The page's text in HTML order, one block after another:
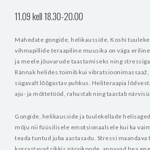
11.09 kell 18.30-20.00
Mahedate gongide, helikausside, Koshi
vihmapillide teraapiline muusika on väga
ja meele jõuvarude taastamiseks ning
Rännak helides toimib kui
sügavalt lõõgastav puhkus. Heliteraapia
aju- ja mõttetööd, rahustab ning taastab
Gongide, helikausside ja tuulekellade
mõju nii füüsilisele emotsionaalsele kui ka
teada tuntud juba aastasadu. Stressi